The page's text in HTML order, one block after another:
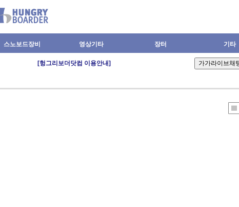
스노보드장비 영상기타 장터 기타
[헝그리보더닷컴 이용안내]